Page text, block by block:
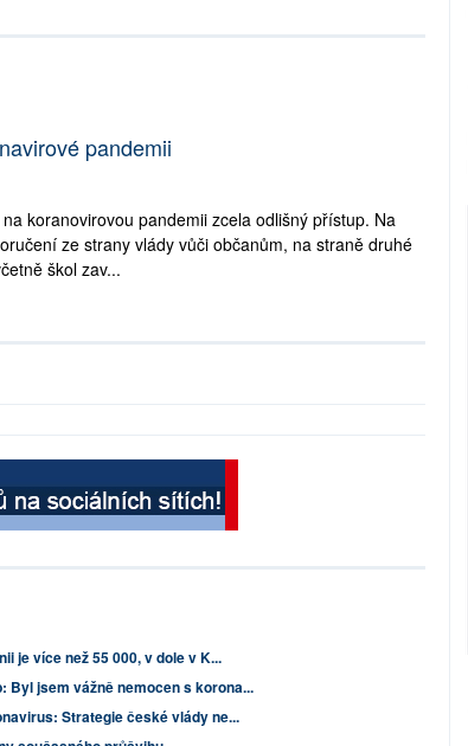
pandemii
koranovirovou pandemii zcela odlišný přístup. Na
ze strany vlády vůči občanům, na straně druhé
škol zav...
je více než 55 000, v dole v K...
jsem vážně nemocen s korona...
Strategie české vlády ne...